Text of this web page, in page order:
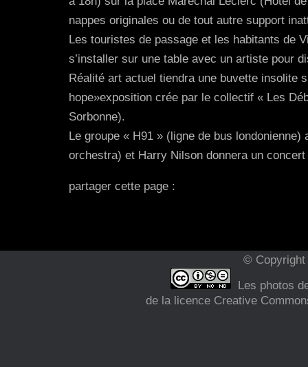
nappes originales ou de tout autre support
Les touristes de passage et les habitants de
s’installer sur une table avec un artiste pour
Réalité art actuel tiendra une buvette insolite
hope»exposition crée par le collectif « Les
Sorbonne).
Le groupe « H91 » (ligne de bus
orchestra) et Harry Nilson donnera un
partager cette page :
© Copyright
Les photos
de la licence Creative